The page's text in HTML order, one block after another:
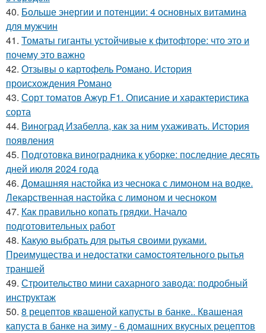
40. Больше энергии и потенции: 4 основных витамина
для мужчин
41. Томаты гиганты устойчивые к фитофторе: что это и
почему это важно
42. Отзывы о картофель Романо. История
происхождения Романо
43. Сорт томатов Ажур F1. Описание и характеристика
сорта
44. Виноград Изабелла, как за ним ухаживать. История
появления
45. Подготовка виноградника к уборке: последние десять
дней июля 2024 года
46. Домашняя настойка из чеснока с лимоном на водке.
Лекарственная настойка с лимоном и чесноком
47. Как правильно копать грядки. Начало
подготовительных работ
48. Какую выбрать для рытья своими руками.
Преимущества и недостатки самостоятельного рытья
траншей
49. Строительство мини сахарного завода: подробный
инструктаж
50. 8 рецептов квашеной капусты в банке.. Квашеная
капуста в банке на зиму - 6 домашних вкусных рецептов